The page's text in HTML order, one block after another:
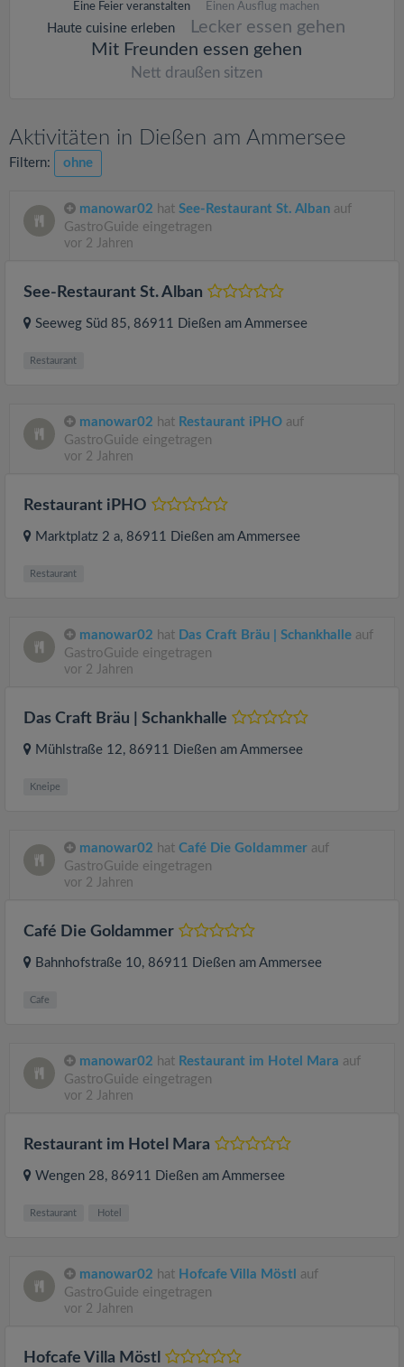
Eine Feier veranstalten Einen Ausflug machen
Haute cuisine erleben
Lecker essen gehen
Mit Freunden essen gehen
Nett draußen sitzen
Aktivitäten in Dießen am Ammersee
Filtern: ohne
manowar02 hat See-Restaurant St. Alban auf
GastroGuide eingetragen
vor 2 Jahren
See-Restaurant St. Alban
Seeweg Süd 85, 86911 Dießen am Ammersee
Restaurant
manowar02 hat Restaurant iPHO auf
GastroGuide eingetragen
vor 2 Jahren
Restaurant iPHO
Marktplatz 2 a, 86911 Dießen am Ammersee
Restaurant
manowar02 hat Das Craft Bräu | Schankhalle auf
GastroGuide eingetragen
vor 2 Jahren
Das Craft Bräu | Schankhalle
Mühlstraße 12, 86911 Dießen am Ammersee
Kneipe
manowar02 hat Café Die Goldammer auf
GastroGuide eingetragen
vor 2 Jahren
Café Die Goldammer
Bahnhofstraße 10, 86911 Dießen am Ammersee
Cafe
manowar02 hat Restaurant im Hotel Mara auf
GastroGuide eingetragen
vor 2 Jahren
Restaurant im Hotel Mara
Wengen 28, 86911 Dießen am Ammersee
Restaurant Hotel
manowar02 hat Hofcafe Villa Möstl auf
GastroGuide eingetragen
vor 2 Jahren
Hofcafe Villa Möstl